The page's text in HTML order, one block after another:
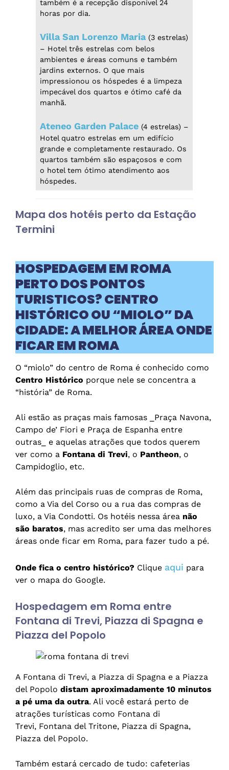
também é a recepção disponível 24
horas por dia.
Villa San Lorenzo Maria(3 estrelas)
– Hotel três estrelas com belos
ambientes e áreas comuns e também
jardins externos. O que mais
impressionou os hóspedes é a limpeza
impecável dos quartos e ótimo café da
manhã.
Ateneo Garden Palace (4 estrelas) –
Hotel quatro estrelas em um edifício
grande e completamente restaurado. Os
quartos também são espaçosos e com
o hotel tem ótimo atendimento aos
hóspedes.
Mapa dos hotéis perto da Estação
Termini
HOSPEDAGEM EM ROMA
PERTO DOS PONTOS
TURISTICOS? CENTRO
HISTÓRICO OU “MIOLO” DA
CIDADE: A MELHOR ÁREA ONDE
FICAR EM ROMA
O “miolo” do centro de Roma é conhecido como
Centro Histórico porque nele se concentra a
“história” de Roma.
Ali estão as praças mais famosas _Praça Navona,
Campo de’ Fiori e Praça de Espanha entre
outras_ e aquelas atrações que todos querem
ver como a Fontana di Trevi, o Pantheon, o
Campidoglio, etc.
Além das principais ruas de compras de Roma,
como a Via del Corso ou a rua das compras de
luxo, a Via Condotti. Os hotéis nessa área não
são baratos, mas acredito ser uma das melhores
áreas onde ficar em Roma, para fazer tudo a pé.
Onde fica o centro histórico? Clique aqui para
ver o mapa do Google.
Hospedagem em Roma entre
Fontana di Trevi, Piazza di Spagna e
Piazza del Popolo
A Fontana di Trevi, a Piazza di Spagna e a Piazza
del Popolo distam aproximadamente 10 minutos
a pé uma da outra. Ali você estará perto de
atrações turísticas como Fontana di
Trevi, Fontana del Tritone, Piazza di Spagna,
Piazza del Popolo.
Também estará cercado de tudo: cafeterias